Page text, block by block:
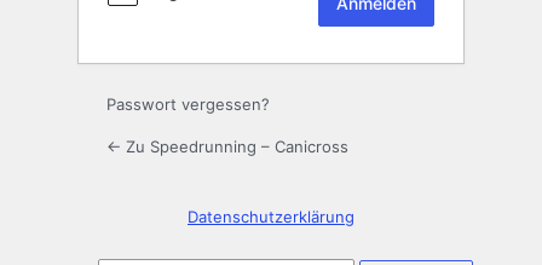
Passwort vergessen?
← Zu Speedrunning – Canicross
Datenschutzerklärung